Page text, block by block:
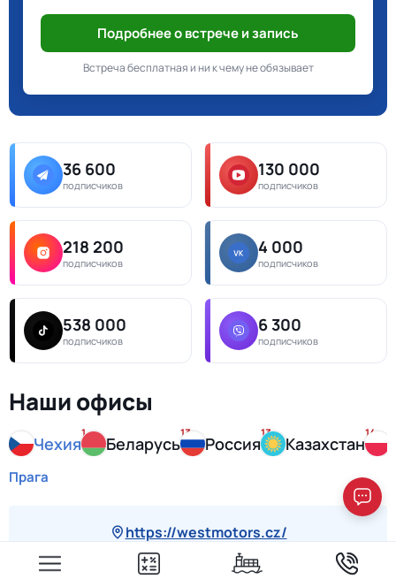
Подробнее о встрече и запись
Встреча бесплатная и ни к чему не обязывает
36 600
подписчиков
130 000
подписчиков
218 200
подписчиков
4 000
подписчиков
538 000
подписчиков
6 300
подписчиков
Наши офисы
Чехия
1
Беларусь
13
Россия
13
Казахстан
14
Прага
https://westmotors.cz/